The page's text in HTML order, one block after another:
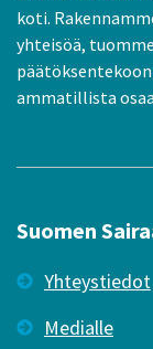
koti.
yhteisöä,
ammatillista
Suomen
Yhteystiedot
Medialle